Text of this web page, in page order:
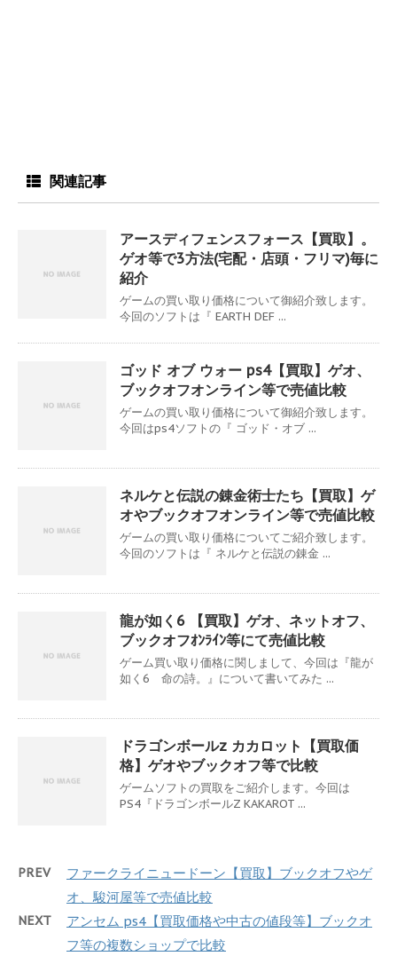
関連記事
アースディフェンスフォース【買取】。
ゲオ等で3方法(宅配・店頭・フリマ)毎に
紹介
ゲームの買い取り価格について御紹介致します。
今回のソフトは『 EARTH DEF ...
ゴッド オブ ウォー ps4【買取】ゲオ、
ブックオフオンライン等で売値比較
ゲームの買い取り価格について御紹介致します。
今回はps4ソフトの『 ゴッド・オブ ...
ネルケと伝説の錬金術士たち【買取】ゲ
オやブックオフオンライン等で売値比較
ゲームの買い取り価格についてご紹介致します。
今回のソフトは『 ネルケと伝説の錬金 ...
龍が如く6 【買取】ゲオ、ネットオフ、
ブックオフｵﾝﾗｲﾝ等にて売値比較
ゲーム買い取り価格に関しまして、今回は『龍が
如く6 命の詩。』について書いてみた ...
ドラゴンボールz カカロット【買取価
格】ゲオやブックオフ等で比較
ゲームソフトの買取をご紹介します。今回は
PS4『ドラゴンボールZ KAKAROT ...
PREV
ファークライニュードーン【買取】ブックオフやゲ
オ、駿河屋等で売値比較
NEXT
アンセム ps4【買取価格や中古の値段等】ブックオ
フ等の複数ショップで比較